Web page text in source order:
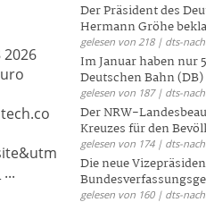
2026
Der Präsident des
Hermann Gröhe
gelesen von 218 | dts-
Im Januar haben nur
Deutschen Bahn (DB)
gelesen von 187 | dts-
Der NRW-
Kreuzes für den
gelesen von 174 | dts-
Die neue
gelesen von 160 | dts-